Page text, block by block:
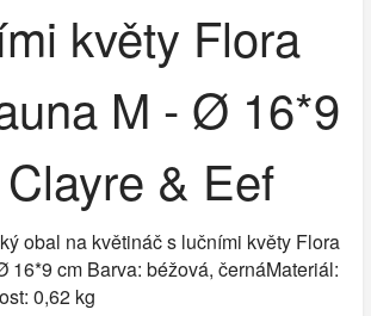
květy Flora
M - Ø 16*9
& Eef
obal na květináč s lučními květy Flora
16*9 cm Barva: béžová, černáMateriál:
0,62 kg